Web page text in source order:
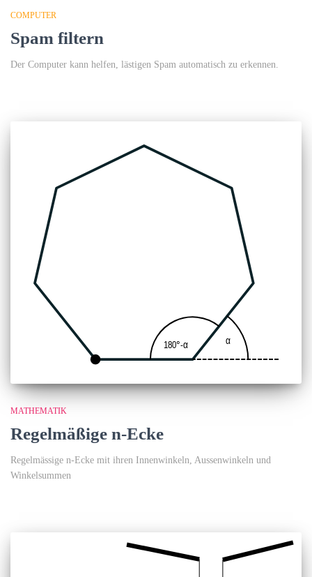
COMPUTER
Spam filtern
Der Computer kann helfen, lästigen Spam automatisch zu erkennen.
MATHEMATIK
Regelmäßige n-Ecke
Regelmässige n-Ecke mit ihren Innenwinkeln, Aussenwinkeln und
Winkelsummen